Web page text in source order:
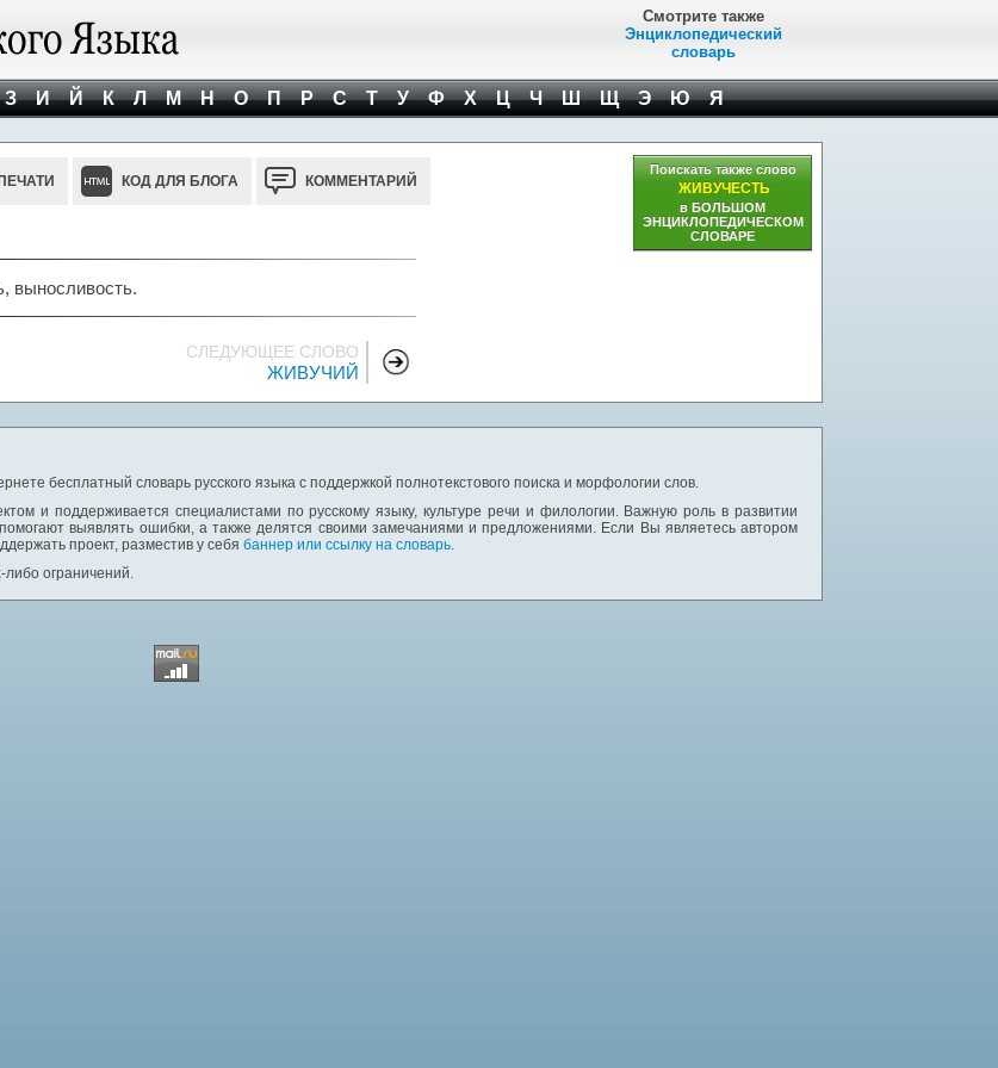
Смотрите также
Энциклопедический
словарь
З И Й К Л М Н О П Р С Т У Ф Х Ц Ч Ш Щ Э Ю Я
КОД ДЛЯ БЛОГА КОММЕНТАРИЙ
выносливость.
СЛЕДУЮЩЕЕ СЛОВО
ЖИВУЧИЙ
Поискать также слово
ЖИВУЧЕСТЬ
в БОЛЬШОМ
ЭНЦИКЛОПЕДИЧЕСКОМ
СЛОВАРЕ
бесплатный словарь русского языка с поддержкой полнотекстового поиска и морфологии слов.
и поддерживается специалистами по русскому языку, культуре речи и филологии. Важную роль в развитии
выявлять ошибки, а также делятся своими замечаниями и предложениями. Если Вы являетесь автором
проект, разместив у себя баннер или ссылку на словарь.
либо ограничений.